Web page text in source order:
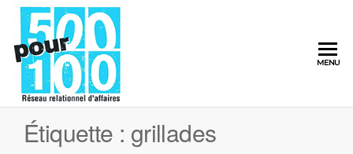
MENU
Étiquette : grillades